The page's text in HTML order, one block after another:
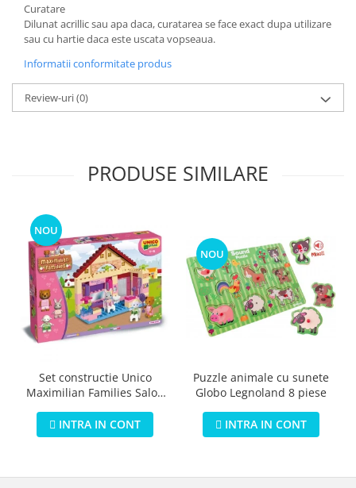
Curatare
Dilunat acrillic sau apa daca, curatarea se face exact dupa utilizare
sau cu hartie daca este uscata vopseaua.
Informatii conformitate produs
Review-uri(0)
PRODUSE SIMILARE
NOU
Set constructie Unico
Maximilian Families Salon
INTRA IN CONT
NOU
Puzzle animale cu sunete
Globo Legnoland 8 piese
INTRA IN CONT